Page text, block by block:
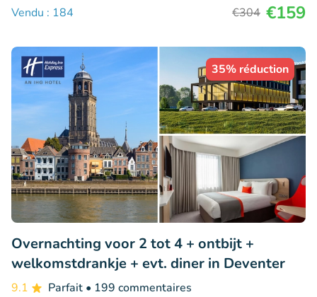
Vendu : 184
€304 €159
35% réduction
Overnachting voor 2 tot 4 + ontbijt +
welkomstdrankje + evt. diner in Deventer
9.1 Parfait • 199 commentaires